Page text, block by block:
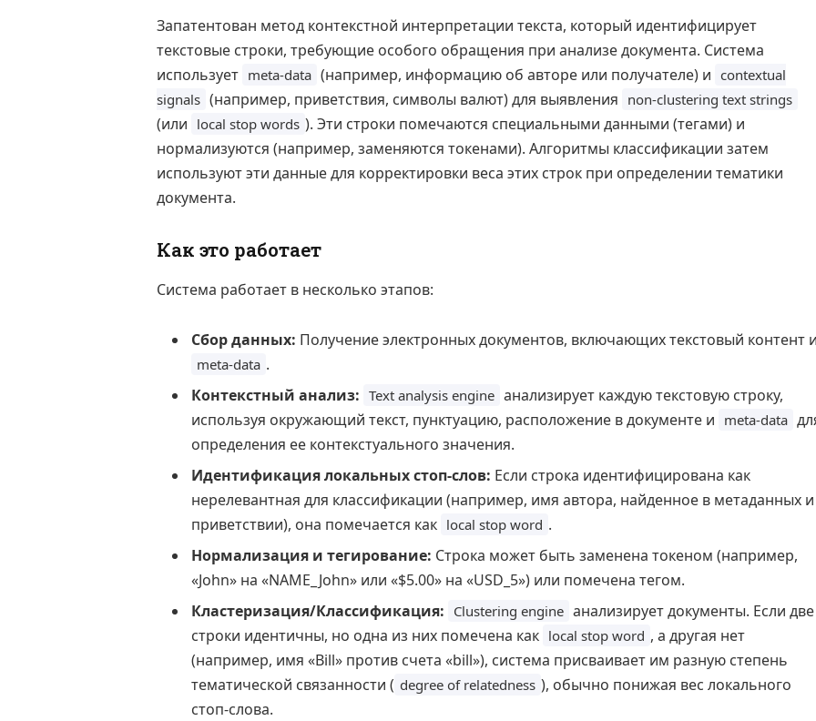
Запатентован метод контекстной интерпретации текста, который идентифицирует
текстовые строки, требующие особого обращения при анализе документа. Система
использует meta-data (например, информацию об авторе или получателе) и contextual
signals (например, приветствия, символы валют) для выявления non-clustering text strings
(или local stop words ). Эти строки помечаются специальными данными (тегами) и
нормализуются (например, заменяются токенами). Алгоритмы классификации затем
используют эти данные для корректировки веса этих строк при определении тематики
документа.
Как это работает
Система работает в несколько этапов:
Сбор данных: Получение электронных документов, включающих текстовый контент
meta-data .
Контекстный анализ: Text analysis engine анализирует каждую текстовую строку,
используя окружающий текст, пунктуацию, расположение в документе и meta-data
определения ее контекстуального значения.
Идентификация локальных стоп-слов: Если строка идентифицирована как
нерелевантная для классификации (например, имя автора, найденное в метаданных
приветствии), она помечается как local stop word .
Нормализация и тегирование: Строка может быть заменена токеном (например,
«John» на «NAME_John» или «$5.00» на «USD_5») или помечена тегом.
Кластеризация/Классификация: Clustering engine анализирует документы. Если две
строки идентичны, но одна из них помечена как local stop word , а другая нет
(например, имя «Bill» против счета «bill»), система присваивает им разную степень
тематической связанности ( degree of relatedness ), обычно понижая вес локального
стоп-слова.